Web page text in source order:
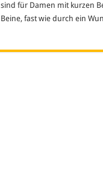
sind für Damen mit kurzen
Beine, fast wie durch ein